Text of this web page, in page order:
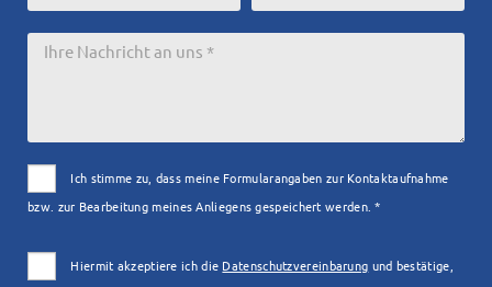
Ich stimme zu, dass meine Formularangaben zur Kontaktaufnahme
bzw. zur Bearbeitung meines Anliegens gespeichert werden. *
Hiermit akzeptiere ich die Datenschutzvereinbarung und bestätige,